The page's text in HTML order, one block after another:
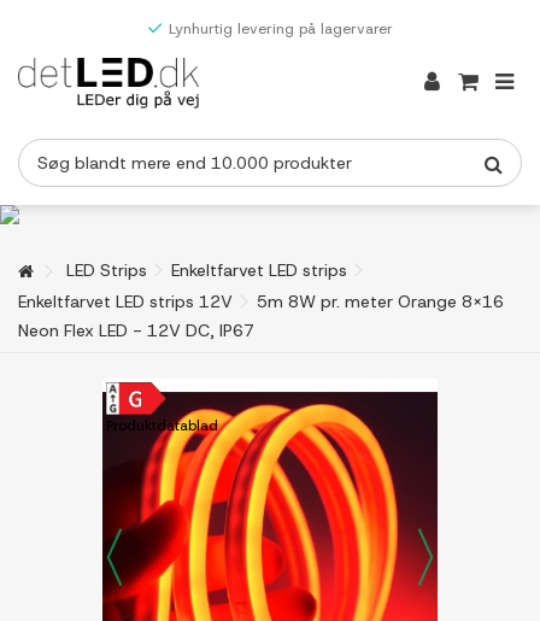
Lynhurtig levering på lagervarer
LED Strips
Enkeltfarvet LED strips
Enkeltfarvet LED strips 12V
5m 8W pr. meter Orange 8x16
Neon Flex LED - 12V DC, IP67
Produktdatablad